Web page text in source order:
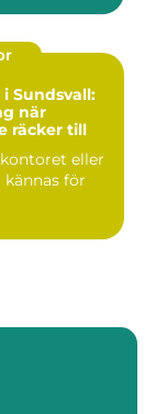
Sundsvall:
när
räcker till
eller
för